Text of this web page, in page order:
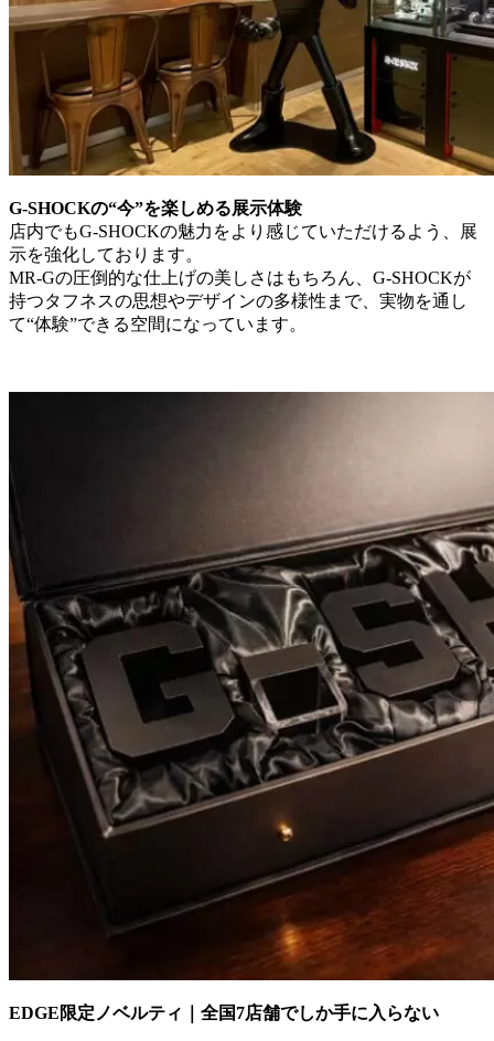
G-SHOCKの“今”を楽しめる展示体験
店内でもG-SHOCKの魅力をより感じていただけるよう、展
示を強化しております。
MR-Gの圧倒的な仕上げの美しさはもちろん、G-SHOCKが
持つタフネスの思想やデザインの多様性まで、実物を通し
て“体験”できる空間になっています。
EDGE限定ノベルティ｜全国7店舗でしか手に入らない